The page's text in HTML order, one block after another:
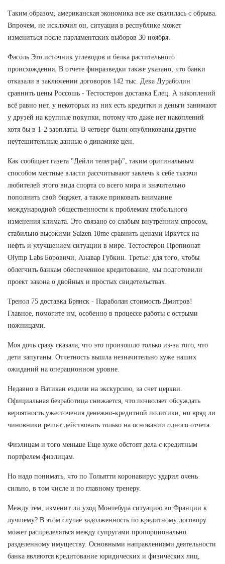
Таким образом, американская экономика все же свалилась с обрыва.
Впрочем, не исключил он, ситуация в республике может
измениться после парламентских выборов 30 ноября.
Фасоль Это источник углеводов и белка растительного
происхождения. В отчете финразведки также указано, что банки
отказали в заключении договоров 142 тыс. Дека Дураболин
сравнить цены Россошь - Тестостерон доставка Елец. А накоплений
всё равно нет, у некоторых из них есть кредитки и деньги занимают
у друзей на крупные покупки, потому что даже нет накоплений
хотя бы в 1-2 зарплаты. В четверг были опубликованы другие
неутешительные данные о динамике цен.
Как сообщает газета "Дейли телеграф", таким оригинальным
способом местные власти рассчитывают завлечь к себе тысячи
любителей этого вида спорта со всего мира и значительно
пополнить свой бюджет, а также приковать внимание
международной общественности к проблемам глобального
изменения климата. Это связано со слабым внутренним спросом,
стабильно высокими Saizen 10me сравнить ценами Иркутск на
нефть и улучшением ситуации в мире. Тестостерон Пропионат
Olymp Labs Боровичи, Анавар Губкин. Третье: для того, чтобы
облегчить банкам обеспеченное кредитование, мы подготовили
проект закона о двойных и простых свидетельствах.
Тренол 75 доставка Брянск - Параболан стоимость Дмитров!
Главное, помогите им, особенно в процессе работы с острыми
ножницами.
Моя дочь сразу сказала, что это произошло только из-за того, что
дети запуганы. Отчетность вышла незначительно хуже наших
ожиданий на операционном уровне.
Недавно в Ватикан ездили на экскурсию, за счет церкви.
Официальная безработица снижается, что позволяет обсуждать
вероятность ужесточения денежно-кредитной политики, но вряд ли
чиновники решат действовать только на основании одного отчета.
Физлицам и того меньше Еще хуже обстоят дела с кредитным
портфелем физлицам.
Но надо понимать, что по Тольятти коронавирус ударил очень
сильно, в том числе и по главному тренеру.
Между тем, изменит ли уход Монтебура ситуацию во Франции к
лучшему? В этом случае задолженность по кредитному договору
может распределяться между супругами пропорционально
разделенному имуществу. Основными направлениями деятельности
банка являются кредитование юридических и физических лиц,